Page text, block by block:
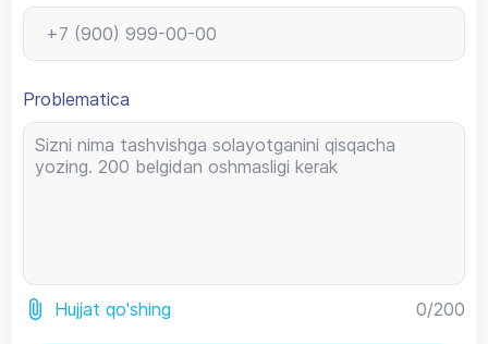
Problematica
Hujjat qo'shing 0/200